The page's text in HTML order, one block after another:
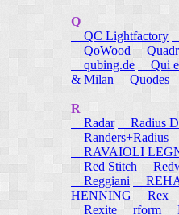
Q
QC Lightfactory
QoWood
qubing.de
Qui
& Milan
Quodes
R
Radar
Radius
Randers+Radius
RAVAIOLI
Red Stitch
Reggiani
HENNING
Rex
Rexite
rform